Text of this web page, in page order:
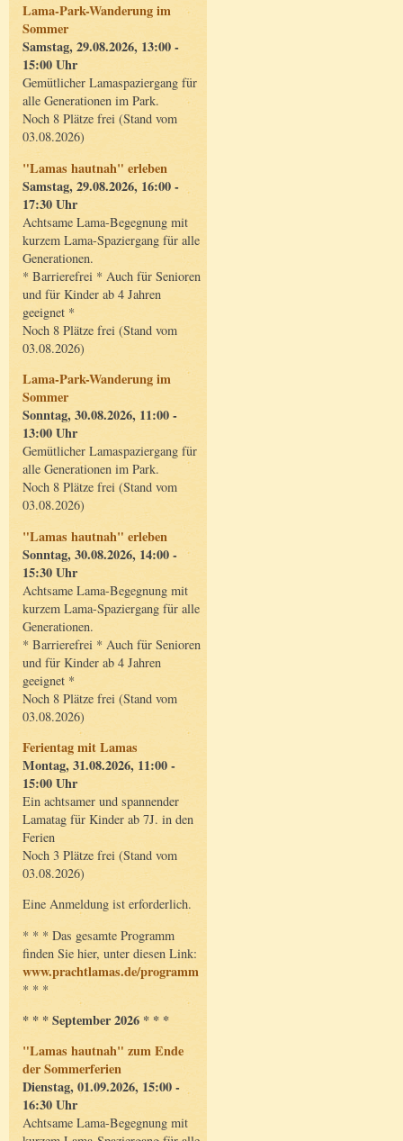
Lama-Park-Wanderung im
Sommer
Samstag, 29.08.2026, 13:00 -
15:00 Uhr
Gemütlicher Lamaspaziergang für
alle Generationen im Park.
Noch 8 Plätze frei (Stand vom
03.08.2026)
"Lamas hautnah" erleben
Samstag, 29.08.2026, 16:00 -
17:30 Uhr
Achtsame Lama-Begegnung mit
kurzem Lama-Spaziergang für alle
Generationen.
* Barrierefrei * Auch für Senioren
und für Kinder ab 4 Jahren
geeignet *
Noch 8 Plätze frei (Stand vom
03.08.2026)
Lama-Park-Wanderung im
Sommer
Sonntag, 30.08.2026, 11:00 -
13:00 Uhr
Gemütlicher Lamaspaziergang für
alle Generationen im Park.
Noch 8 Plätze frei (Stand vom
03.08.2026)
"Lamas hautnah" erleben
Sonntag, 30.08.2026, 14:00 -
15:30 Uhr
Achtsame Lama-Begegnung mit
kurzem Lama-Spaziergang für alle
Generationen.
* Barrierefrei * Auch für Senioren
und für Kinder ab 4 Jahren
geeignet *
Noch 8 Plätze frei (Stand vom
03.08.2026)
Ferientag mit Lamas
Montag, 31.08.2026, 11:00 -
15:00 Uhr
Ein achtsamer und spannender
Lamatag für Kinder ab 7J. in den
Ferien
Noch 3 Plätze frei (Stand vom
03.08.2026)
Eine Anmeldung ist erforderlich.
* * * Das gesamte Programm
finden Sie hier, unter diesen Link:
www.prachtlamas.de/programm
* * *
* * * September 2026 * * *
"Lamas hautnah" zum Ende
der Sommerferien
Dienstag, 01.09.2026, 15:00 -
16:30 Uhr
Achtsame Lama-Begegnung mit